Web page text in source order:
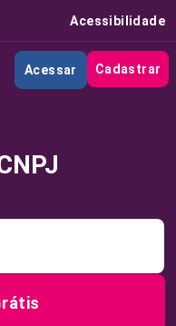
Acessibilidade
Acessar Cadastrar